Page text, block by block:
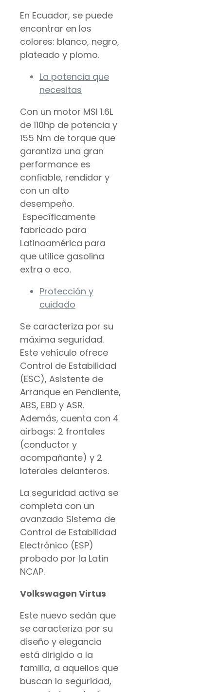
En Ecuador, se puede
encontrar en los
colores: blanco, negro,
plateado y plomo.
La potencia que
necesitas
Con un motor MSI 1.6L
de 110hp de potencia y
155 Nm de torque que
garantiza una gran
performance es
confiable, rendidor y
con un alto
desempeño.
Específicamente
fabricado para
Latinoamérica para
que utilice gasolina
extra o eco.
Protección y
cuidado
Se caracteriza por su
máxima seguridad.
Este vehículo ofrece
Control de Estabilidad
(ESC), Asistente de
Arranque en Pendiente,
ABS, EBD y ASR.
Además, cuenta con 4
airbags: 2 frontales
(conductor y
acompañante) y 2
laterales delanteros.
La seguridad activa se
completa con un
avanzado Sistema de
Control de Estabilidad
Electrónico (ESP)
probado por la Latin
NCAP.
Volkswagen Virtus
Este nuevo sedán que
se caracteriza por su
diseño y elegancia
está dirigido a la
familia, a aquellos que
buscan la seguridad,